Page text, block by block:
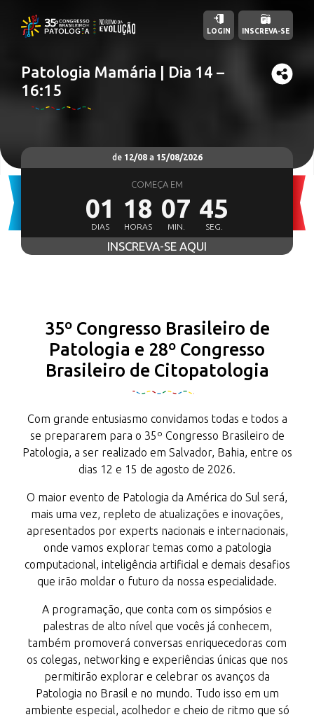
Patologia Mamária | Dia 14 –
16:15
LOGIN INSCREVA-SE
de 12/08a 15/08/2026
COMEÇA EM
01
DIAS
18
HORAS
07
MIN.
43
SEG.
INSCREVA-SE AQUI
35º Congresso Brasileiro de
Patologia e 28º Congresso
Brasileiro de Citopatologia
Com grande entusiasmo convidamos todas e todos a
se prepararem para o 35º Congresso Brasileiro de
Patologia, a ser realizado em Salvador, Bahia, entre os
dias 12 e 15 de agosto de 2026.
O maior evento de Patologia da América do Sul será,
mais uma vez, repleto de atualizações e inovações,
apresentados por experts nacionais e internacionais,
onde vamos explorar temas como a patologia
computacional, inteligência artificial e demais desafios
que irão moldar o futuro da nossa especialidade.
A programação, que conta com os simpósios e
palestras de alto nível que vocês já conhecem,
também promoverá conversas enriquecedoras com
os colegas, networking e experiências únicas que nos
permitirão explorar e celebrar os avanços da
Patologia no Brasil e no mundo. Tudo isso em um
ambiente especial, acolhedor e cheio de ritmo que só